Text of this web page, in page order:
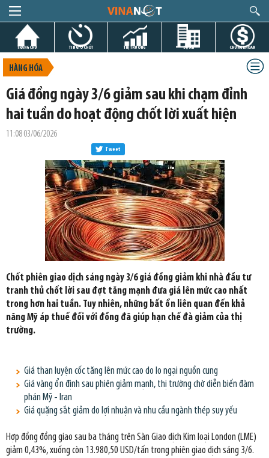
TRANG CHỦ TIN GIỜ CHÓT THỊ TRƯỜNG DỰ ÁN CHỨNG KHOÁN
HÀNG HÓA
Giá đồng ngày 3/6 giảm sau khi chạm đỉnh
hai tuần do hoạt động chốt lời xuất hiện
11:08 03/06/2026
Tweet
Chốt phiên giao dịch sáng ngày 3/6 giá đồng giảm khi nhà đầu tư
tranh thủ chốt lời sau đợt tăng mạnh đưa giá lên mức cao nhất
trong hơn hai tuần. Tuy nhiên, những bất ổn liên quan đến khả
năng Mỹ áp thuế đối với đồng đã giúp hạn chế đà giảm của thị
trường.
Giá than luyện cốc tăng lên mức cao do lo ngại nguồn cung
Giá vàng ổn định sau phiên giảm mạnh, thị trường chờ diễn biến đàm
phán Mỹ - Iran
Giá quặng sắt giảm do lợi nhuận và nhu cầu ngành thép suy yếu
Hợp đồng đồng giao sau ba tháng trên Sàn Giao dịch Kim loại London (LME)
giảm 0,43%, xuống còn 13.980,50 USD/tấn trong phiên giao dịch sáng 3/6.